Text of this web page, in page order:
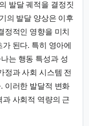
발달 궤적을 결정짓
의 발달 양상은 이후
정적인 영향을 미치
된다. 특히 영아에
는 행동 특성과 성
정과 사회 시스템 전
이러한 발달적 변화
사회적 역량의 근